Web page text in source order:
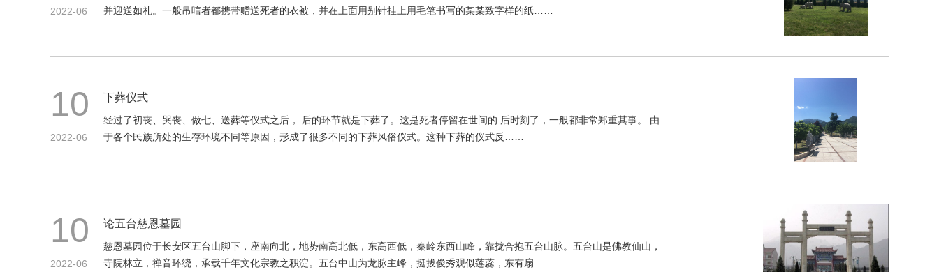
2022-06
并迎送如礼。一般吊唁者都携带赠送死者的衣被，并在上面用别针挂上用毛笔书写的某某致字样的纸……
10
2022-06
下葬仪式
经过了初丧、哭丧、做七、送葬等仪式之后， 后的环节就是下葬了。这是死者停留在世间的 后时刻了，一般都非常郑重其事。 由
于各个民族所处的生存环境不同等原因，形成了很多不同的下葬风俗仪式。这种下葬的仪式反……
10
2022-06
论五台慈恩墓园
慈恩墓园位于长安区五台山脚下，座南向北，地势南高北低，东高西低，秦岭东西山峰，靠拢合抱五台山脉。五台山是佛教仙山，
寺院林立，禅音环绕，承载千年文化宗教之积淀。五台中山为龙脉主峰，挺拔俊秀观似莲蕊，东有扇……